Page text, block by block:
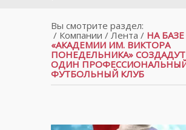
Вы смотрите раздел:
/ Компании /Лента / НА БАЗЕ
«АКАДЕМИИ ИМ. ВИКТОРА
ПОНЕДЕЛЬНИКА»
ОДИН
ФУТБОЛЬНЫЙ КЛУБ